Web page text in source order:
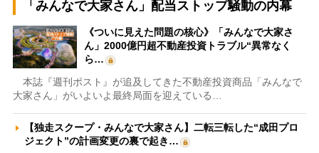
「みんなで大家さん」配当ストップ騒動の内幕
《ついに見えた問題の核心》「みんなで大家さ
ん」2000億円超不動産投資トラブル“異常なく
ら…
本誌『週刊ポスト』が追及してきた不動産投資商品「みんなで
大家さん」がいよいよ最終局面を迎えている…
【独走スクープ・みんなで大家さん】二転三転した“成田プロ
ジェクト”の計画変更の裏で起き…